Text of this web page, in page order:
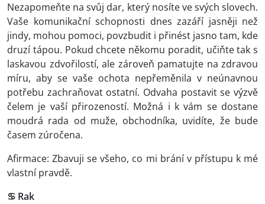
Nezapomeňte na svůj dar, který nosíte ve svých slovech.
Vaše komunikační schopnosti dnes zazáří jasněji než
jindy, mohou pomoci, povzbudit i přinést jasno tam, kde
druzí tápou. Pokud chcete někomu poradit, učiňte tak s
laskavou zdvořilostí, ale zároveň pamatujte na zdravou
míru, aby se vaše ochota nepřeměnila v neúnavnou
potřebu zachraňovat ostatní. Odvaha postavit se výzvě
čelem je vaší přirozeností. Možná i k vám se dostane
moudrá rada od muže, obchodníka, uvidíte, že bude
časem zúročena.
Afirmace: Zbavuji se všeho, co mi brání v přístupu k mé
vlastní pravdě.
♋ Rak